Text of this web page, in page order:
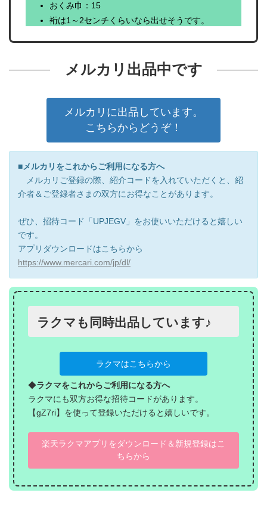
おくみ巾：15
裄は1～2センチくらいなら出せそうです。
メルカリ出品中です
メルカリに出品しています。
こちらからどうぞ！
■メルカリをこれからご利用になる方へ
メルカリご登録の際、紹介コードを入れていただくと、紹
介者＆ご登録者さまの双方にお得なことがあります。
ぜひ、招待コード「UPJEGV」をお使いいただけると嬉しい
です。
アプリダウンロードはこちらから
https://www.mercari.com/jp/dl/
ラクマも同時出品しています♪
ラクマはこちらから
◆ラクマをこれからご利用になる方へ
ラクマにも双方お得な招待コードがあります。
【gZ7ri】を使って登録いただけると嬉しいです。
楽天ラクマアプリをダウンロード＆新規登録はこ
ちらから